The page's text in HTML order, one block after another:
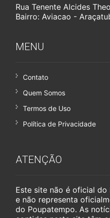
Rua Tenente Alcides
Bairro: Aviacao -
MENU
Contato
Quem Somos
Termos de Uso
Política de Privacidade
ATENÇÃO
Este site não é oficial
e não representa
do Poupatempo. As